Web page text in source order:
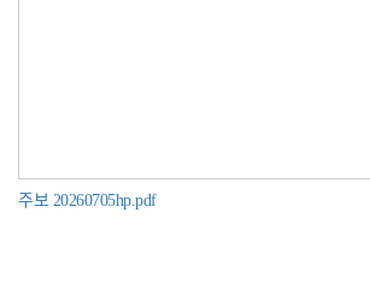
주보 20260705hp.pdf